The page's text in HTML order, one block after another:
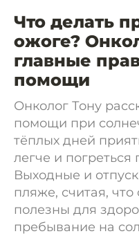
Что делать
ожоге?
главные
помощи
Онколог Тону
помощи при
тёплых дней
легче и
Выходные и
пляже, считая,
полезны для
пребывание на